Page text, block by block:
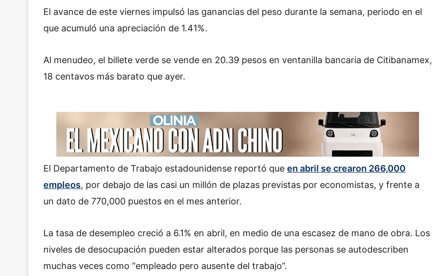
El avance de este viernes impulsó las ganancias del peso durante la semana, periodo en el
que acumuló una apreciación de 1.41%.
Al menudeo, el billete verde se vende en 20.39 pesos en ventanilla bancaria de Citibanamex,
18 centavos más barato que ayer.
El Departamento de Trabajo estadounidense reportó que en abril se crearon 266,000
empleos, por debajo de las casi un millón de plazas previstas por economistas,​ y frente a
un dato de 770,000 puestos en el mes anterior.
La tasa de desempleo creció a 6.1% en abril, en medio de una escasez de mano de obra. Los
niveles de desocupación pueden estar alterados porque las personas se autodescriben
muchas veces como “empleado pero ausente del trabajo”.